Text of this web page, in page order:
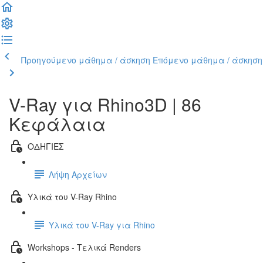
Προηγούμενο μάθημα / άσκηση Επόμενο μάθημα / άσκηση
V-Ray για Rhino3D | 86
Κεφάλαια
ΟΔΗΓΙΕΣ
Λήψη Αρχείων
Υλικά του V-Ray Rhino
Υλικά του V-Ray για Rhino
Workshops - Τελικά Renders